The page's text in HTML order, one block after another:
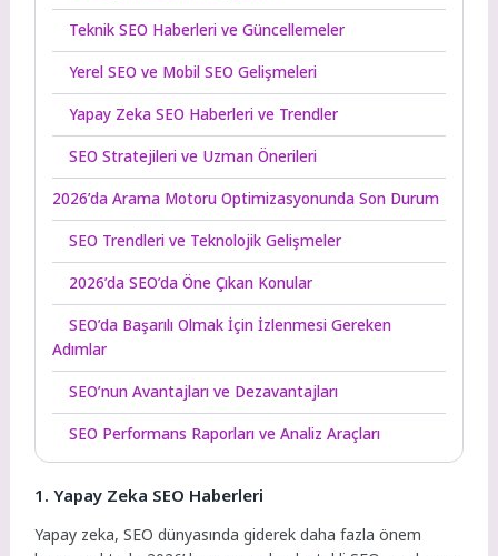
Teknik SEO Haberleri ve Güncellemeler
Yerel SEO ve Mobil SEO Gelişmeleri
Yapay Zeka SEO Haberleri ve Trendler
SEO Stratejileri ve Uzman Önerileri
2026’da Arama Motoru Optimizasyonunda Son Durum
SEO Trendleri ve Teknolojik Gelişmeler
2026’da SEO’da Öne Çıkan Konular
SEO’da Başarılı Olmak İçin İzlenmesi Gereken
Adımlar
SEO’nun Avantajları ve Dezavantajları
SEO Performans Raporları ve Analiz Araçları
1. Yapay Zeka SEO Haberleri
Yapay zeka, SEO dünyasında giderek daha fazla önem